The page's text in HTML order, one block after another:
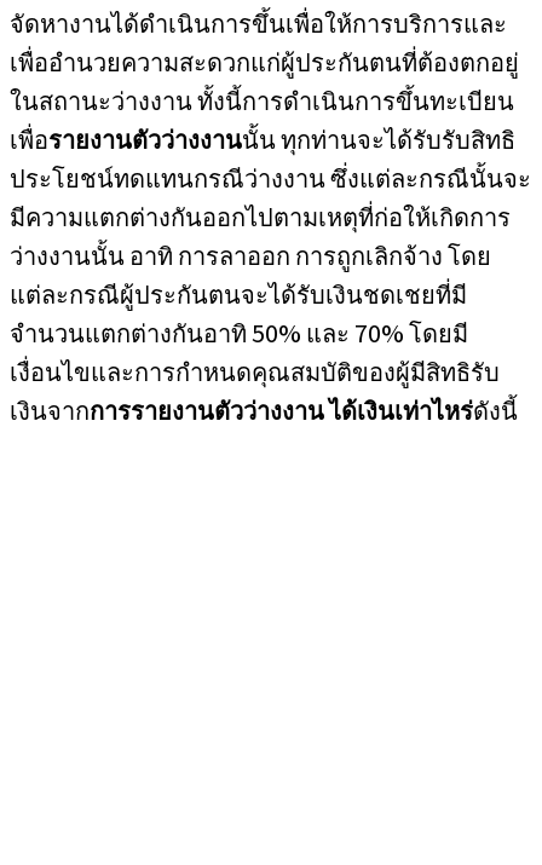
จัดหางานได้ดำเนินการขึ้นเพื่อให้การบริการและ
เพื่ออำนวยความสะดวกแก่ผู้ประกันตนที่ต้องตกอยู่
ในสถานะว่างงาน ทั้งนี้การดำเนินการขึ้นทะเบียน
เพื่อรายงานตัวว่างงานนั้น ทุกท่านจะได้รับรับสิทธิ
ประโยชน์ทดแทนกรณีว่างงาน ซึ่งแต่ละกรณีนั้นจะ
มีความแตกต่างกันออกไปตามเหตุที่ก่อให้เกิดการ
ว่างงานนั้น อาทิ การลาออก การถูกเลิกจ้าง โดย
แต่ละกรณีผู้ประกันตนจะได้รับเงินชดเชยที่มี
จำนวนแตกต่างกันอาทิ 50% และ 70% โดยมี
เงื่อนไขและการกำหนดคุณสมบัติของผู้มีสิทธิรับ
เงินจากการรายงานตัวว่างงาน ได้เงินเท่าไหร่ดังนี้